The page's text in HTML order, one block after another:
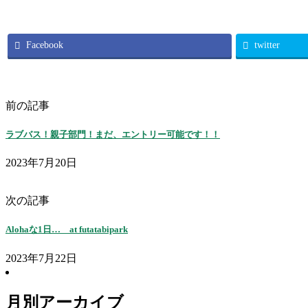
Facebook twitter
前の記事
ラブバス！親子部門！まだ、エントリー可能です！！
2023年7月20日
次の記事
Alohaな1日… at futatabipark
2023年7月22日
月別アーカイブ